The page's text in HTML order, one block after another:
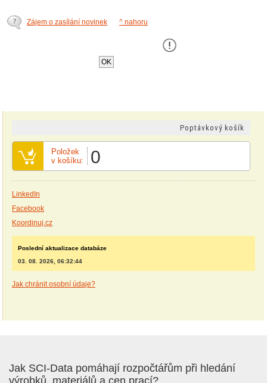
Zájem o zasílání novinek ^ nahoru
OK
Poptávkový košík
Položek
v košíku:
0
LinkedIn
Facebook
Koordinuj.cz
Poslední aktualizace databáze
03. 08. 2026, 06:32:44
Jak chránit osobní údaje?
Jak SCI-Data pomáhají rozpočtářům při hledání
výrobků, materiálů a cen prací?